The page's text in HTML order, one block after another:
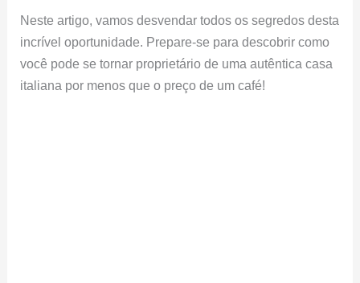
Neste artigo, vamos desvendar todos os segredos desta
incrível oportunidade. Prepare-se para descobrir como
você pode se tornar proprietário de uma autêntica casa
italiana por menos que o preço de um café!